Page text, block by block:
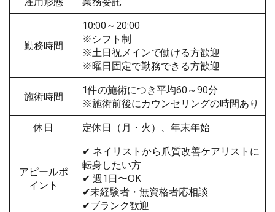
勤務時間
10:00～20:00
※シフト制
※土日祝メインで働ける方歓迎
※曜日固定で勤務できる方歓迎
施術時間
1件の施術につき平均60～90分
※施術前後にカウンセリングの時間あり
休日
定休日（月・火）、年末年始
アピールポ
イント
✔︎ ネイリストから爪質改善ケアリストに
転身したい方
✔︎ 週1日〜OK
✔︎未経験者・無資格者応相談
✔︎ブランク歓迎